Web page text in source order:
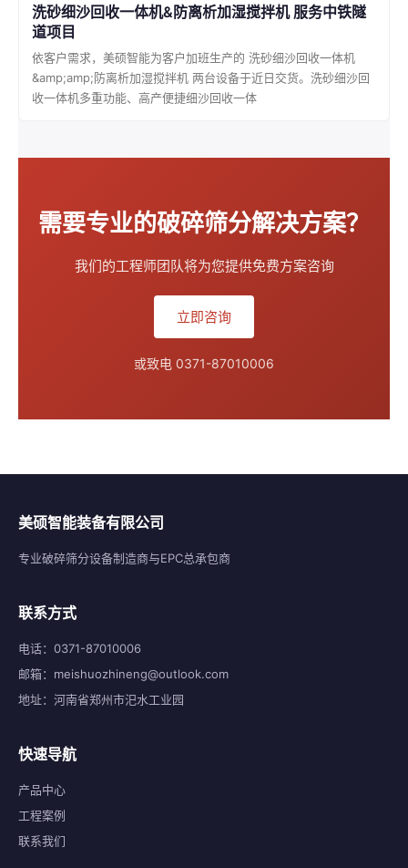
洗砂细沙回收一体机&防离析加湿搅拌机 服务中铁隧
道项目
依客户需求，美硕智能为客户加班生产的 洗砂细沙回收一体机
&amp;amp;防离析加湿搅拌机 两台设备于近日交货。洗砂细沙回
收一体机多重功能、高产便捷细沙回收一体
需要专业的破碎筛分解决方案？
我们的工程师团队将为您提供免费方案咨询
立即咨询
或致电 0371-87010006
美硕智能装备有限公司
专业破碎筛分设备制造商与EPC总承包商
联系方式
电话：0371-87010006
邮箱：meishuozhineng@outlook.com
地址：河南省郑州市汜水工业园
快速导航
产品中心
工程案例
联系我们